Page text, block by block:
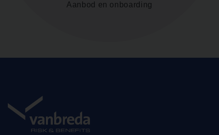
Aanbod en onboarding